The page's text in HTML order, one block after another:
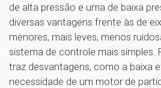
de alta pressão e uma de baixa
diversas vantagens frente às de
menores, mais leves, menos
sistema de controle mais simples.
traz desvantagens, como a baixa
necessidade de um motor de